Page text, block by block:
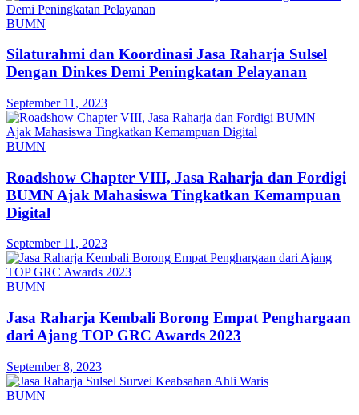
BUMN
Silaturahmi dan Koordinasi Jasa Raharja Sulsel
Dengan Dinkes Demi Peningkatan Pelayanan
September 11, 2023
BUMN
Roadshow Chapter VIII, Jasa Raharja dan Fordigi
BUMN Ajak Mahasiswa Tingkatkan Kemampuan
Digital
September 11, 2023
BUMN
Jasa Raharja Kembali Borong Empat Penghargaan
dari Ajang TOP GRC Awards 2023
September 8, 2023
BUMN